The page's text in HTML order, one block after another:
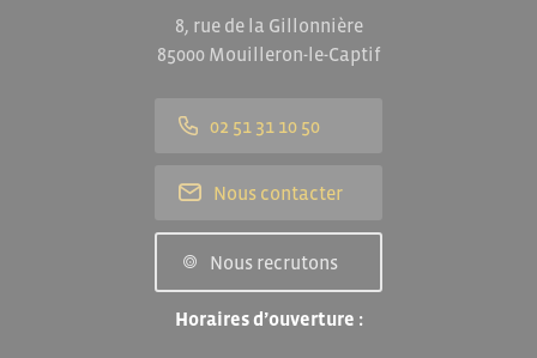
8, rue de la Gillonnière
85000 Mouilleron-le-Captif
02 51 31 10 50
Nous contacter
Nous recrutons
Horaires d’ouverture :